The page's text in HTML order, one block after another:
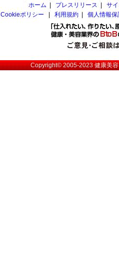
ホーム
プレスリリース
サ
Cookieポリシー
利用規約 個人情報
Copyright© 2005-2023健康美